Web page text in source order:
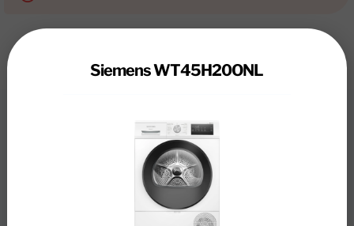
Siemens WT45H20ONL
Droog je was zuinig en zorgvuldig met de Siemens
WT45H20ONL. Deze wasdroger heeft Siemens AutoDry
en Siemens iSensoric. De sensoren meten de hoeveelheid
Siemens WT45H20ONL